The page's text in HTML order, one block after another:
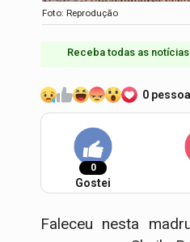
Foto: Reprodução
Receba todas as
0
0
Gostei
Faleceu nesta